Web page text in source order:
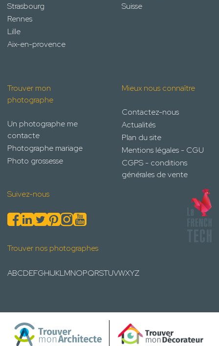
Strasbourg
Rennes
Lille
Aix-en-provence
Suisse
Trouver mon
photographe
Un photographe me
contacte
Photographe mariage
Photo grossesse
Mieux nous connaître
Contactez-nous
Actualités
Plan du site
Mentions légales - CGU
CGPS - conditions
générales de vente
Suivez-nous
Trouver nos photographes
ABCDEFGHIJKLMNOPQRSTUVWXYZ